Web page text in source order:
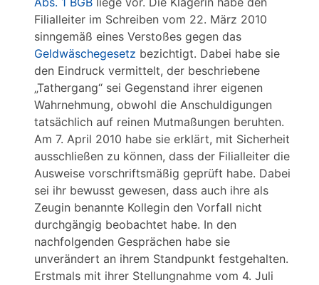
Filialleiter im Schreiben vom 22. März 2010
sinngemäß eines Verstoßes gegen das
Geldwäschegesetz bezichtigt. Dabei habe sie
den Eindruck vermittelt, der beschriebene
„Tathergang“ sei Gegenstand ihrer eigenen
Wahrnehmung, obwohl die Anschuldigungen
tatsächlich auf reinen Mutmaßungen beruhten.
Am 7. April 2010 habe sie erklärt, mit Sicherheit
ausschließen zu können, dass der Filialleiter die
Ausweise vorschriftsmäßig geprüft habe. Dabei
sei ihr bewusst gewesen, dass auch ihre als
Zeugin benannte Kollegin den Vorfall nicht
durchgängig beobachtet habe. In den
nachfolgenden Gesprächen habe sie
unverändert an ihrem Standpunkt festgehalten.
Erstmals mit ihrer Stellungnahme vom 4. Juli